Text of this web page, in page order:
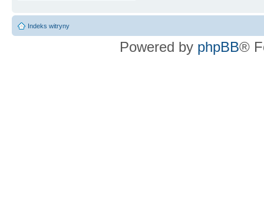
Indeks witryny
Powered by phpBB®